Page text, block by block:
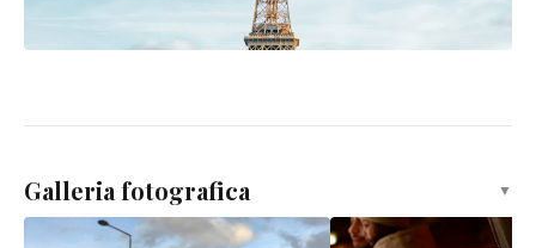
Galleria fotografica ▼